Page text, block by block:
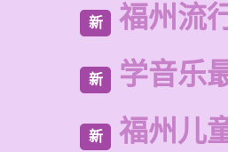
新 福州流
新 学音乐
新 福州儿